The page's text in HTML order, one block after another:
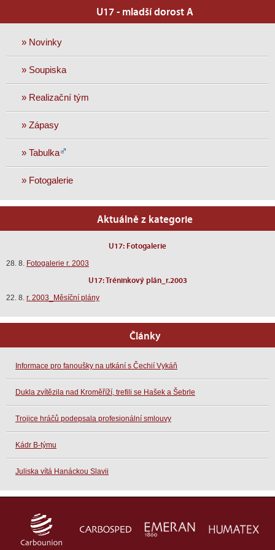
U17 - mladší dorost A
» Novinky
» Soupiska
» Realizační tým
» Zápasy
» Tabulka
» Fotogalerie
Aktuálně z kategorie
U17: Fotogalerie
28. 8. Fotogalerie r. 2003
U17: Tréninkový plán_r.2003
22. 8. r. 2003_Měsíční plány
Články
Informace pro fanoušky na utkání s Čechií Vykáň
Dukla zvítězila nad Kroměříží, trefili se Hašek a Šebrle
Trojice hráčů podepsala profesionální smlouvy
Kádr B-týmu
Juliska vítá Hanáckou Slavii